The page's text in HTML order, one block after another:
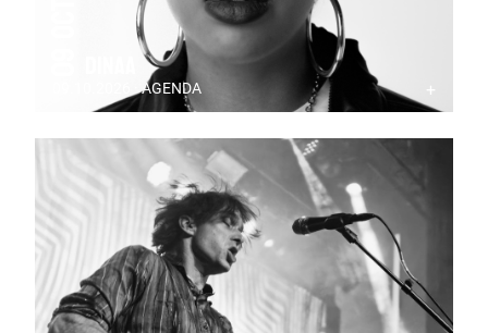
09.10.2026 · AGENDA +